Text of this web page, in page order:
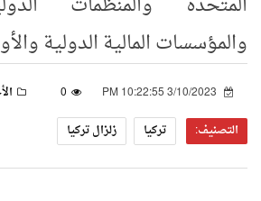
والمؤسسات المالية الدولية
0
التصنيف:
تركيا زلزال تركيا